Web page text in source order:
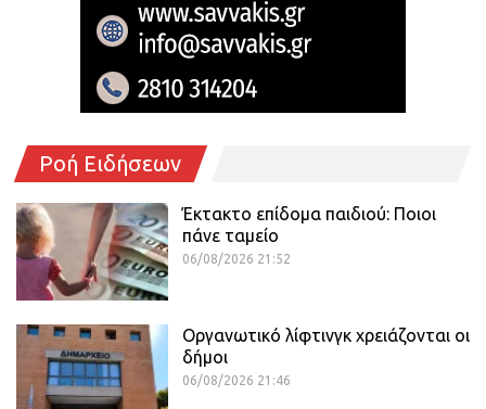
Ροή Ειδήσεων
Έκτακτο επίδομα παιδιού: Ποιοι
πάνε ταμείο
06/08/2026 21:52
Οργανωτικό λίφτινγκ χρειάζονται οι
δήμοι
06/08/2026 21:46